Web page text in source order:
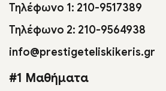
Τηλέφωνο 1: 210-9517389
Τηλέφωνο 2: 210-9564938
info@prestigeteliskikeris.gr
#1 Μαθήματα